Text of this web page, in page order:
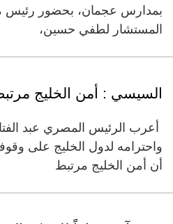
بمدارس عجمان، بحضور رئيس
المستشار لطفي حسين،
السيسي : أمن الخليج
أعرب الرئيس المصري عبد
واحترامه لدول الخليج على
أن أمن الخليج مرتبط